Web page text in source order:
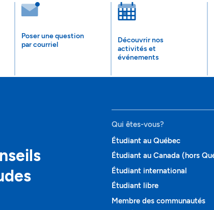
Poser une question
par courriel
Découvrir nos
activités et
événements
Qui êtes-vous?
Étudiant au Québec
Étudiant au Canada (hors
Étudiant international
Étudiant libre
Membre des communautés